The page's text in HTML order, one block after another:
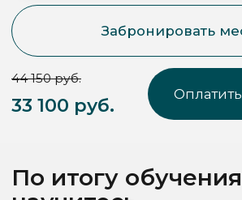
Создавать векторную и растровую
Разрабатывать макеты для печатной
Работать с лицензионными
Подбирать цветовые палитры,
шрифты и визуальные образы
с учётом задач дизайна.
Эффективно презентовать свои
работы через мокапы и онлайн-
платформы.